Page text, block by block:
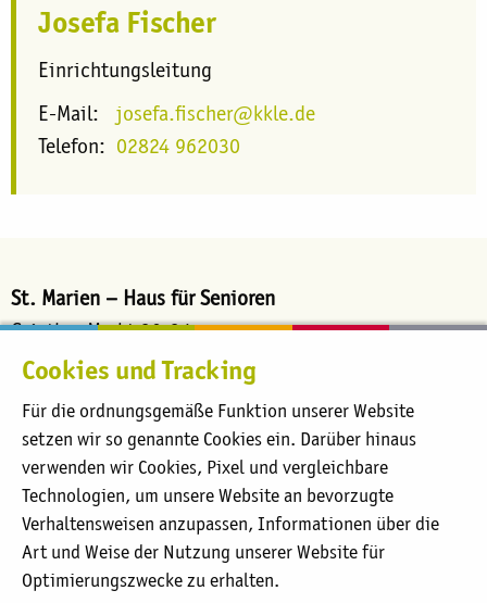
Josefa Fischer
Einrichtungsleitung
E-Mail:
josefa.fischer@kkle.de
Telefon: 02824 962030
St. Marien – Haus für Senioren
Griether Markt 30-34
47546 Kalkar
Telefon
02824 962030
Sie befinden sich hier: Alten- und Pflegehilfe
aktuell:
St. Marien
Cookies und Tracking
Für die ordnungsgemäße Funktion unserer Website
setzen wir so genannte Cookies ein. Darüber hinaus
verwenden wir Cookies, Pixel und vergleichbare
Technologien, um unsere Website an bevorzugte
Verhaltensweisen anzupassen, Informationen über die
Art und Weise der Nutzung unserer Website für
Optimierungszwecke zu erhalten.